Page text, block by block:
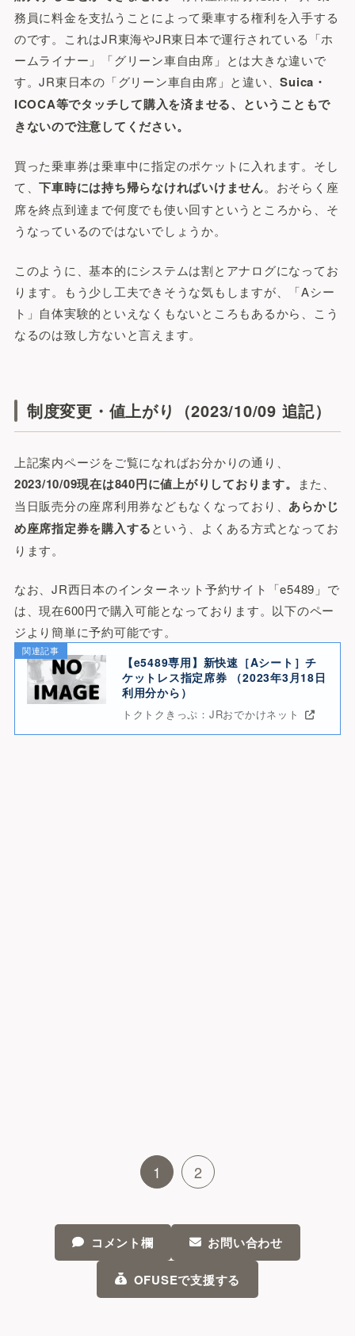
務員に料金を支払うことによって乗車する権利を入手する
のです。これはJR東海やJR東日本で運行されている「ホ
ームライナー」「グリーン車自由席」とは大きな違いで
す。JR東日本の「グリーン車自由席」と違い、Suica・
ICOCA等でタッチして購入を済ませる、ということもで
きないので注意してください。
買った乗車券は乗車中に指定のポケットに入れます。そし
て、下車時には持ち帰らなければいけません。おそらく座
席を終点到達まで何度でも使い回すというところから、そ
うなっているのではないでしょうか。
このように、基本的にシステムは割とアナログになってお
ります。もう少し工夫できそうな気もしますが、「Aシー
ト」自体実験的といえなくもないところもあるから、こう
なるのは致し方ないと言えます。
制度変更・値上がり（2023/10/09 追記）
上記案内ページをご覧になればお分かりの通り、
2023/10/09現在は840円に値上がりしております。
また、
当日販売分の座席利用券などもなくなっており、 あらかじ
め座席指定券を購入するという、よくある方式となってお
ります。
なお、JR西日本のインターネット予約サイト「e5489」で
は、現在600円で購入可能となっております。以下のペー
ジより簡単に予約可能です。
関連記事
【e5489専用】新快速［Aシート］チ
ケットレス指定席券 （2023年3月18日
利用分から）
トクトクきっぷ：JRおでかけネット
1 2
コメント欄 お問い合わせ
OFUSEで支援する